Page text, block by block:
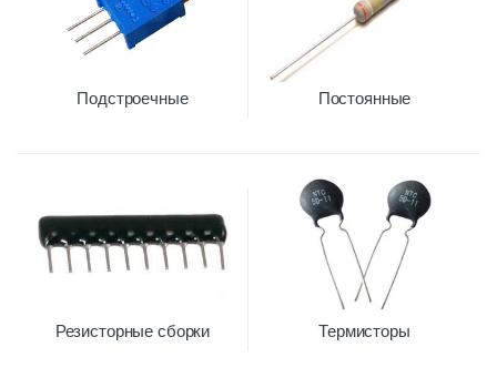
Подстроечные Постоянные
Резисторные сборки Термисторы